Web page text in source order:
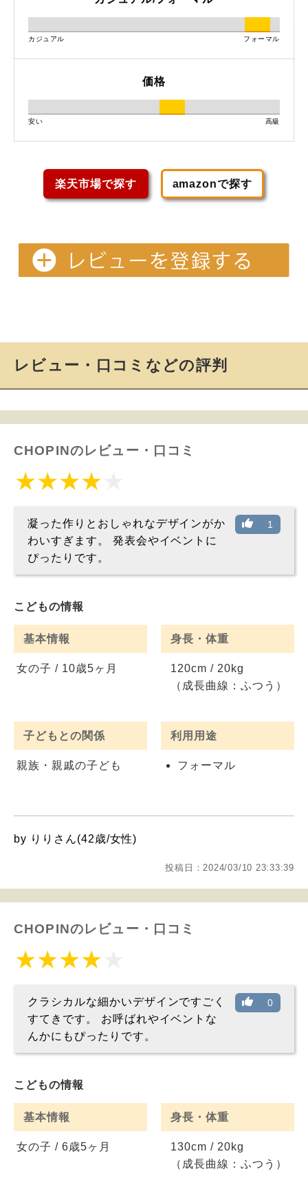
カジュアル フォーマル
価格
安い 高級
楽天市場で探す amazonで探す
レビュー・口コミなどの評判
CHOPINのレビュー・口コミ
1
凝った作りとおしゃれなデザインがか
わいすぎます。 発表会やイベントに
ぴったりです。
こどもの情報
基本情報
女の子 / 10歳5ヶ月
身長・体重
120cm / 20kg
（成長曲線：ふつう）
子どもとの関係
親族・親戚の子ども
利用用途
フォーマル
by りりさん(42歳/女性)
投稿日：2024/03/10 23:33:39
CHOPINのレビュー・口コミ
0
クラシカルな細かいデザインですごく
すてきです。 お呼ばれやイベントな
んかにもぴったりです。
こどもの情報
基本情報
女の子 / 6歳5ヶ月
身長・体重
130cm / 20kg
（成長曲線：ふつう）